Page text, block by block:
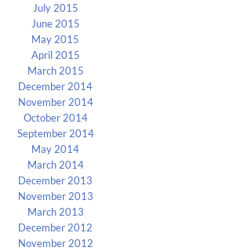
July 2015
June 2015
May 2015
April 2015
March 2015
December 2014
November 2014
October 2014
September 2014
May 2014
March 2014
December 2013
November 2013
March 2013
December 2012
November 2012